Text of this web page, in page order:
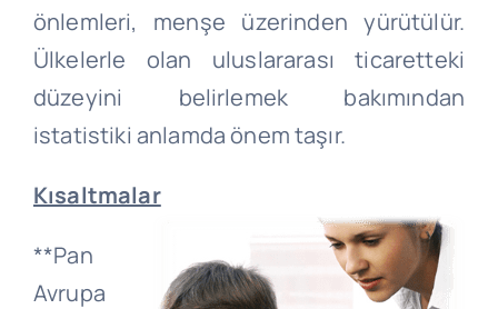
önlemleri, menşe üzerinden yürütülür.
Ülkelerle olan uluslararası ticaretteki
düzeyini belirlemek bakımından
istatistiki anlamda önem taşır.
Kısaltmalar
**Pan
Avrupa